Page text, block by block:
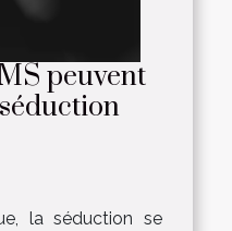
peuvent
la séduction se